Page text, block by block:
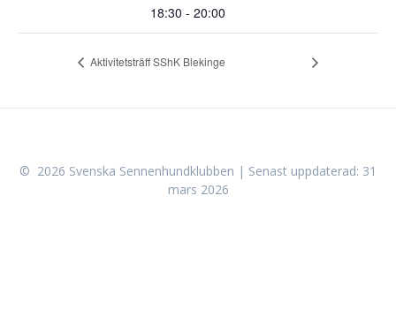
18:30 - 20:00
Aktivitetsträff SShK Blekinge
© 2026 Svenska Sennenhundklubben | Senast uppdaterad: 31
mars 2026